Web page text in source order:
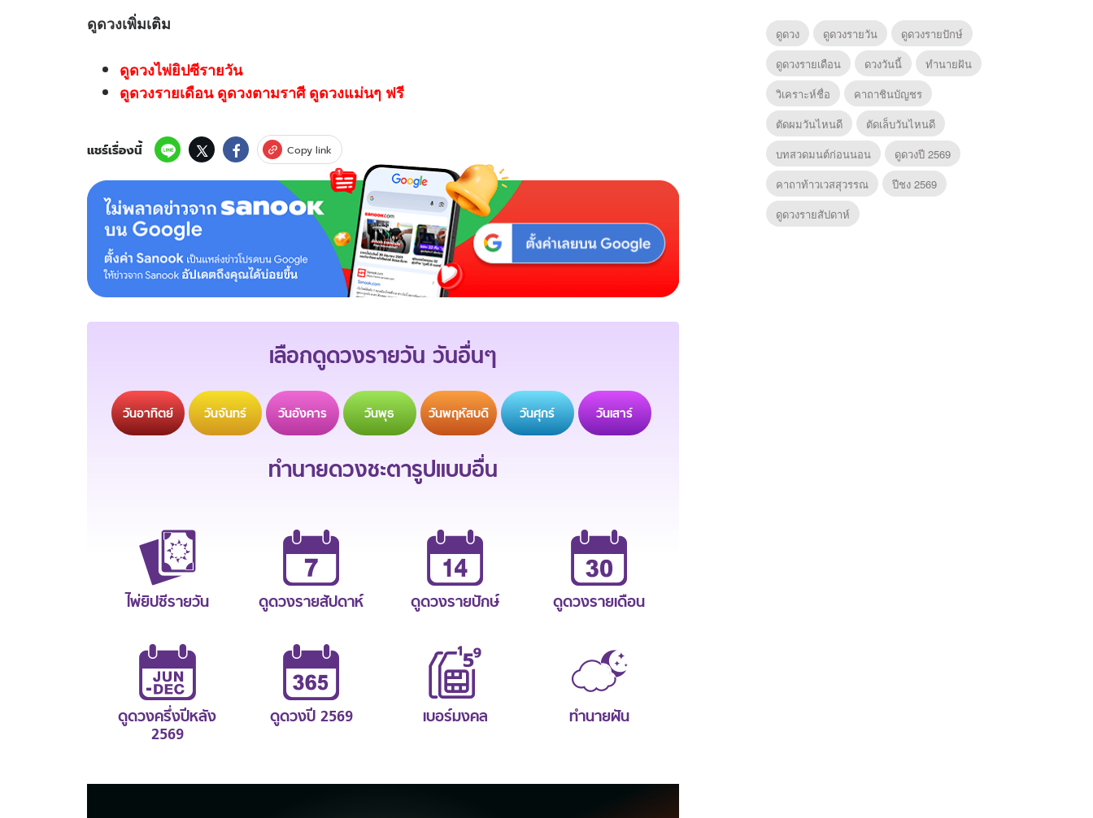
ดูดวงเพิ่มเติม
ดูดวงไพ่ยิปซีรายวัน
ดูดวงรายเดือน ดูดวงตามราศี ดูดวงแม่นๆ ฟรี
แชร์เรื่องนี้ Copy link
เลือกดูดวงรายวัน วันอื่นๆ
วันอาทิตย์ วันจันทร์ วันอังคาร วันพุธ วันพฤหัสบดี วันศุกร์ วันเสาร์
ทำนายดวงชะตารูปแบบอื่น
ไพ่ยิปซีรายวัน ดูดวงรายสัปดาห์ ดูดวงรายปักษ์ ดูดวงรายเดือน
ดูดวงครึ่งปีหลัง
2569
ดูดวงปี 2569 เบอร์มงคล ทำนายฝัน
ดูดวง ดูดวงรายวัน
ดูดวงรายปักษ์
ดูดวงรายเดือน
ดวงวันนี้
ทํานายฝัน
วิเคราะห์ชื่อ
คาถาชินบัญชร
ตัดผมวันไหนดี
ตัดเล็บวันไหนดี
บทสวดมนต์ก่อนนอน
ดูดวงปี 2569
คาถาท้าวเวสสุวรรณ
ปีชง 2569
ดูดวงรายสัปดาห์